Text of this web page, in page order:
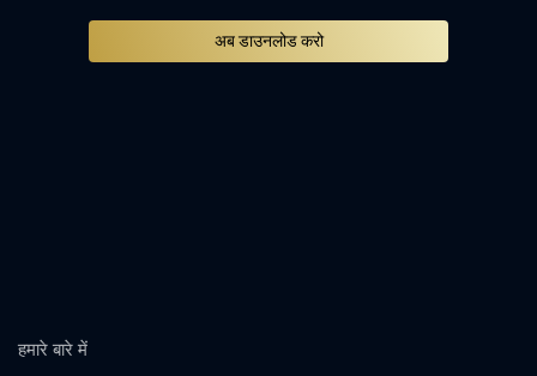
अब डाउनलोड करो
हमारे बारे में